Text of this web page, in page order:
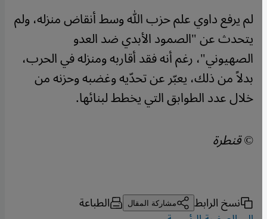
لم يرفع داوي علم حزب الله وسط أنقاض منزله، ولم
يتحدث عن "الصمود الأبدي ضد العدو
الصهيوني"، رغم أنه فقد أقاربه ومنزله في الحرب،
بدلاً من ذلك، يعبّر عن تحدّيه وغضبه وحزنه من
خلال عدد الطوابق التي يخطط لبنائها.
© قنطرة
نسخ الرابط مشاركة المقال الطباعة